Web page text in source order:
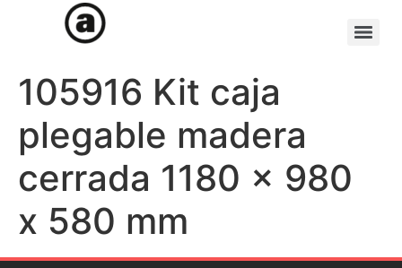
105916 Kit caja
plegable madera
cerrada 1180 x 980
x 580 mm